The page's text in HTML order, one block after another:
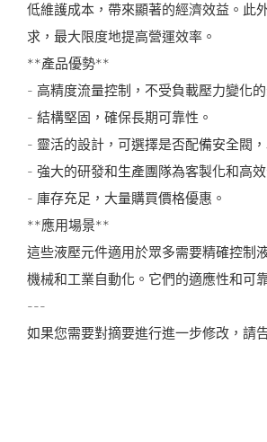
低維護成本，帶來顯著的經濟效益。此
求，最大限度地提高營運效率。
**產品優勢**
- 高精度流量控制，不受負載壓力變化的
- 結構堅固，確保長期可靠性。
- 靈活的設計，可選擇是否配備安全閥
- 強大的研發和生產團隊為客製化和高
- 庫存充足，大量購買價格優惠。
**應用場景**
這些液壓元件適用於眾多需要精確控制
機械和工業自動化。它們的適應性和可
---
如果您需要對摘要進行進一步修改，請